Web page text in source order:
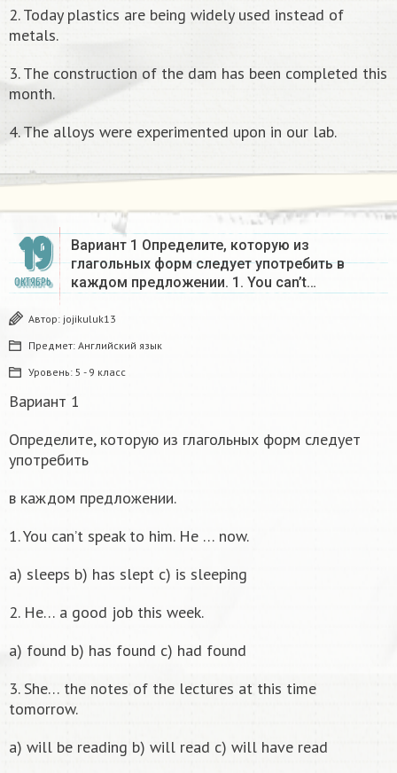
2. Today plastics are being widely used instead of
metals.
3. The construction of the dam has been completed this
month.
4. The alloys were experimented upon in our lab.
19
ОКТЯБРЬ
Вариант 1 Определите, которую из
глагольных форм следует употребить в
каждом предложении. 1. You can’t…
Автор: jojikuluk13
Предмет: Английский язык
Уровень: 5 - 9 класс
Вариант 1
Определите, которую из глагольных форм следует
употребить
в каждом предложении.
1. You can’t speak to him. He … now.
a) sleeps b) has slept c) is sleeping
2. He… a good job this week.
a) found b) has found c) had found
3. She… the notes of the lectures at this time
tomorrow.
a) will be reading b) will read c) will have read